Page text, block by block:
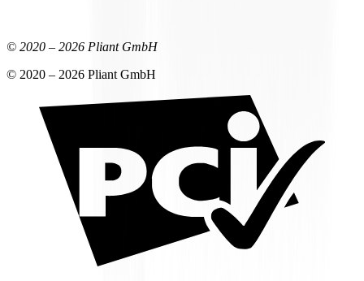
© 2020 – 2026 Pliant GmbH
© 2020 – 2026 Pliant GmbH